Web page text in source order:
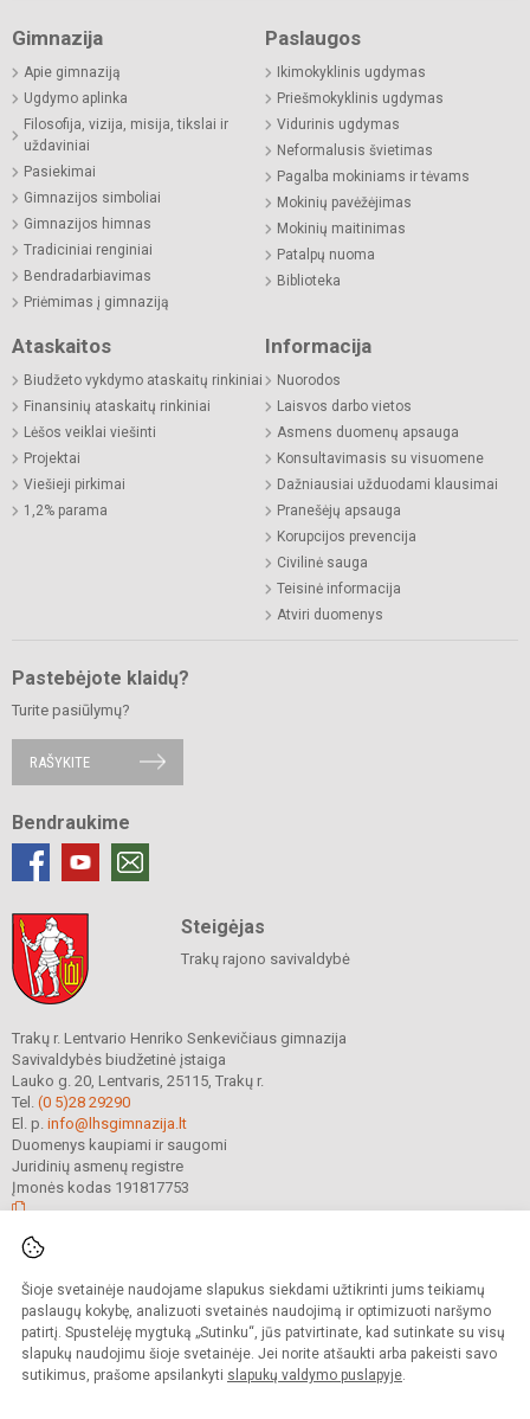
Šioje svetainėje naudojame slapukus siekdami užtikrinti jums teikiamų
paslaugų kokybę, analizuoti svetainės naudojimą ir optimizuoti naršymo
patirtį. Spustelėję mygtuką „Sutinku“, jūs patvirtinate, kad sutinkate su visų
slapukų naudojimu šioje svetainėje. Jei norite atšaukti arba pakeisti savo
sutikimus, prašome apsilankyti slapukų valdymo puslapyje.
Gimnazija
Apie gimnaziją
Ugdymo aplinka
Filosofija, vizija, misija, tikslai ir
uždaviniai
Pasiekimai
Gimnazijos simboliai
Gimnazijos himnas
Tradiciniai renginiai
Bendradarbiavimas
Priėmimas į gimnaziją
Paslaugos
Ikimokyklinis ugdymas
Priešmokyklinis ugdymas
Vidurinis ugdymas
Neformalusis švietimas
Pagalba mokiniams ir tėvams
Mokinių pavėžėjimas
Mokinių maitinimas
Patalpų nuoma
Biblioteka
Ataskaitos
Biudžeto vykdymo ataskaitų rinkiniai
Finansinių ataskaitų rinkiniai
Lėšos veiklai viešinti
Projektai
Viešieji pirkimai
1,2% parama
Informacija
Nuorodos
Laisvos darbo vietos
Asmens duomenų apsauga
Konsultavimasis su visuomene
Dažniausiai užduodami klausimai
Pranešėjų apsauga
Korupcijos prevencija
Civilinė sauga
Teisinė informacija
Atviri duomenys
Pastebėjote klaidų?
Turite pasiūlymų?
RAŠYKITE
Bendraukime
Steigėjas
Trakų rajono savivaldybė
Trakų r. Lentvario Henriko Senkevičiaus gimnazija
Savivaldybės biudžetinė įstaiga
Lauko g. 20, Lentvaris, 25115, Trakų r.
Tel. (0 5)28 29290
El. p. info@lhsgimnazija.lt
Duomenys kaupiami ir saugomi
Juridinių asmenų registre
Įmonės kodas 191817753
saugomos.
Kopijuoti turinį be raštiško gimnazijos sutikimo griežtai draudžiama.
Prieinamumo paraiška Slapukų valdymas
Sumanus būdas atnaujinti